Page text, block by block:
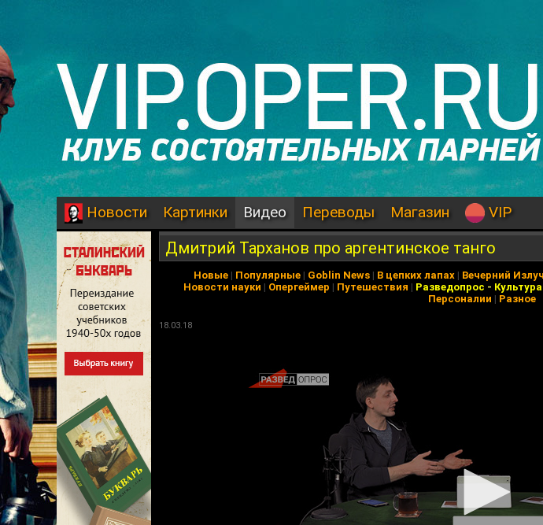
Новости Картинки Видео Переводы Магазин VIP
Дмитрий Тарханов про аргентинское танго
Новые | Популярные | Goblin News | В цепких лапах | Вечерний
Новости науки | Опергеймер | Путешествия | Разведопрос - Культура
Персоналии | Разное
18.03.18